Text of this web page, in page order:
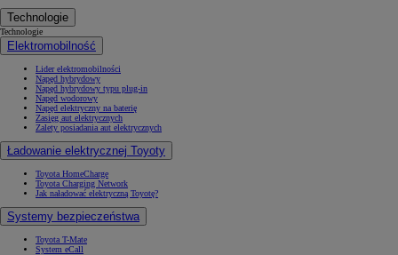
Technologie
Technologie
Elektromobilność
Lider elektromobilności
Napęd hybrydowy
Napęd hybrydowy typu plug-in
Napęd wodorowy
Napęd elektryczny na baterię
Zasięg aut elektrycznych
Zalety posiadania aut elektrycznych
Ładowanie elektrycznej Toyoty
Toyota HomeCharge
Toyota Charging Network
Jak naładować elektryczną Toyotę?
Systemy bezpieczeństwa
Toyota T-Mate
System eCall